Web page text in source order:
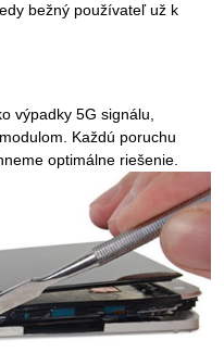
bežný používateľ už k
výpadky 5G signálu,
Každú poruchu
optimálne riešenie.